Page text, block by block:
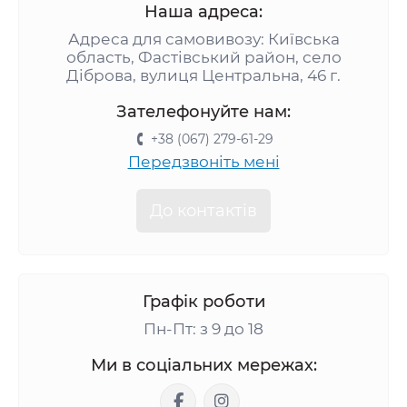
вологи, що особливо важливо для
продуктів харчування.
Економічність
Купити поліетиленові мішки можна за
доступною ціною, що робить їх ідеальним
рішенням для масового використання.
Різноманітність форматів
Асортименти дозволяє легко підібрати
Вони широко використовуються в харчовій
промисловості для фасування продуктів
харчування, а також у побутових умовах –
для захисту речей від пилу та вологи.
Наша адреса:
Адреса для самовивозу: Київська
область, Фастівський район, село
Діброва, вулиця Центральна, 46 г.
Зателефонуйте нам:
+38 (067) 279-61-29
Передзвоніть мені
Графік роботи
Пн-Пт: з 9 до 18
Ми в соціальних мережах: